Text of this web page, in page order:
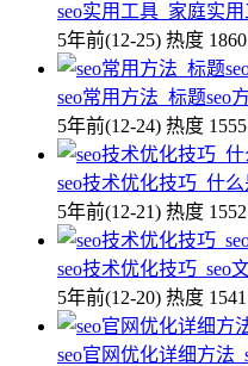
seo实用工具_家庭实
5年前(12-25) 热度
seo常用方法_标题seo
5年前(12-24) 热度
seo技术优化技巧_什
5年前(12-21) 热度
seo技术优化技巧_seo
5年前(12-20) 热度
seo官网优化详细方法